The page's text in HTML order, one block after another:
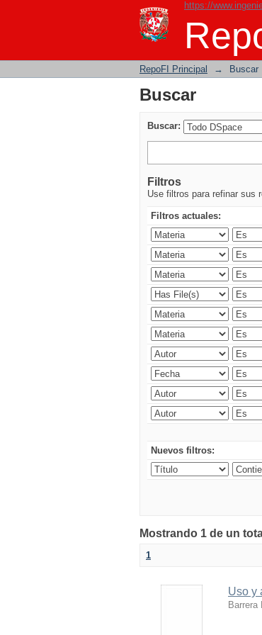
https://
Buscar
RepoFI Principal → Buscar
Buscar
Buscar:
Filtros
Use filtros para refinar sus
Filtros actuales:
Nuevos filtros:
Mostrando 1 de un
1
Uso y
Barrera